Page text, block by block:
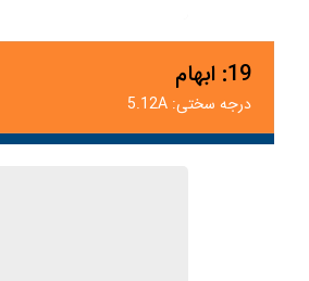
19: ابهام
درجه سختی: 5.12A